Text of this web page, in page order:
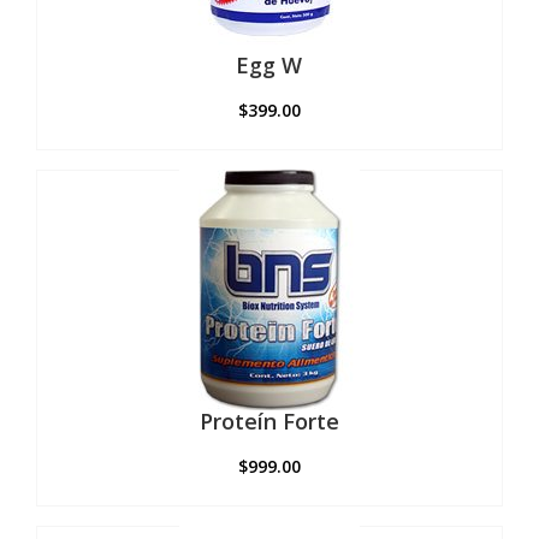
Egg W
$399.00
producto
tiene
múltiples
variantes.
Las
opciones
se
pueden
elegir
en
la
página
de
Proteín Forte
$999.00